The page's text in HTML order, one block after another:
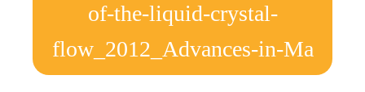
of-the-liquid-crystal-
flow_2012_Advances-in-Ma